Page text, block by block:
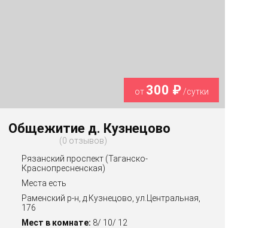
от 300 ₽/сутки
Общежитие д. Кузнецово
0 отзывов
Рязанский проспект (Таганско-
Краснопресненская)
Места есть
Раменский р-н, д.Кузнецово, ул.Центральная,
176
Мест в комнате: 8/ 10/ 12